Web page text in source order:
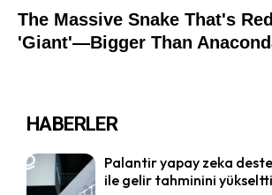
HABERLER
Palantir yapay zeka
ile gelir tahminini yükseltti